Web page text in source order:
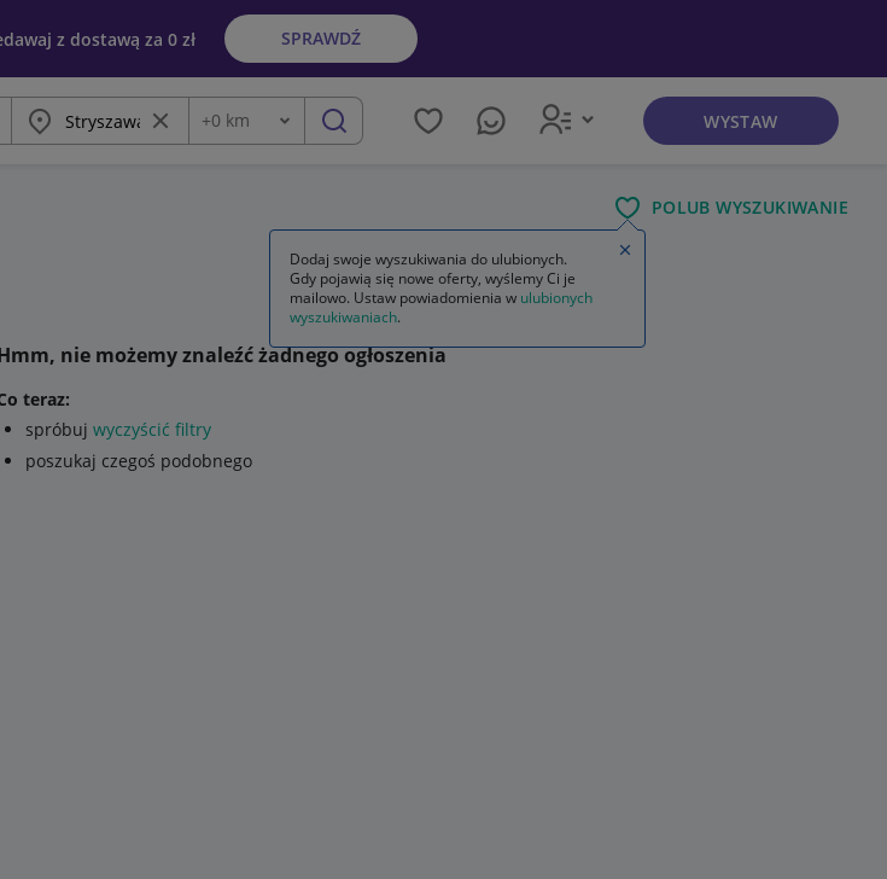
z dostawą za 0 zł SPRAWDŹ
Miasto Wyczyść frazę
Odległość
+0 km szukaj WYSTAW
POLUB WYSZUKIWANIE
nie możemy znaleźć żadnego ogłoszenia
teraz:
spróbuj wyczyścić filtry
poszukaj czegoś podobnego
Dodaj swoje wyszukiwania do ulubionych.
Gdy pojawią się nowe oferty, wyślemy Ci je
mailowo. Ustaw powiadomienia w ulubionych
wyszukiwaniach.
Zamknij wskazówkę